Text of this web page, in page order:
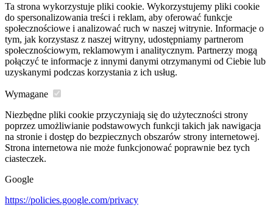
Ta strona wykorzystuje pliki cookie. Wykorzystujemy pliki cookie
do spersonalizowania treści i reklam, aby oferować funkcje
społecznościowe i analizować ruch w naszej witrynie. Informacje o
tym, jak korzystasz z naszej witryny, udostępniamy partnerom
społecznościowym, reklamowym i analitycznym. Partnerzy mogą
połączyć te informacje z innymi danymi otrzymanymi od Ciebie lub
uzyskanymi podczas korzystania z ich usług.
Wymagane
Niezbędne pliki cookie przyczyniają się do użyteczności strony
poprzez umożliwianie podstawowych funkcji takich jak nawigacja
na stronie i dostęp do bezpiecznych obszarów strony internetowej.
Strona internetowa nie może funkcjonować poprawnie bez tych
ciasteczek.
Google
https://policies.google.com/privacy